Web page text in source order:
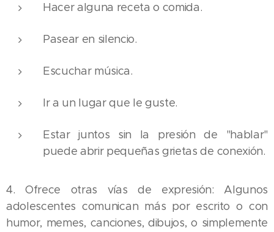
Hacer alguna receta o comida.
Pasear en silencio.
Escuchar música.
Ir a un lugar que le guste.
Estar juntos sin la presión de "hablar"
puede abrir pequeñas grietas de conexión.
4. Ofrece otras vías de expresión: Algunos
adolescentes comunican más por escrito o con
humor, memes, canciones, dibujos, o simplemente